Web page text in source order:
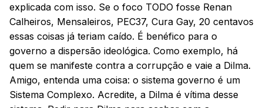
explicada com isso. Se o foco TODO fosse Renan
Calheiros, Mensaleiros, PEC37, Cura Gay, 20 centavos
essas coisas já teriam caído. É benéfico para o
governo a dispersão ideológica. Como exemplo, há
quem se manifeste contra a corrupção e vaie a Dilma.
Amigo, entenda uma coisa: o sistema governo é um
Sistema Complexo. Acredite, a Dilma é vítima desse